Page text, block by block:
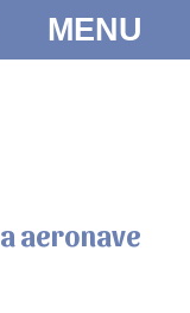
MENU
aeronave